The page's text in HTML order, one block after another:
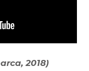
2018)